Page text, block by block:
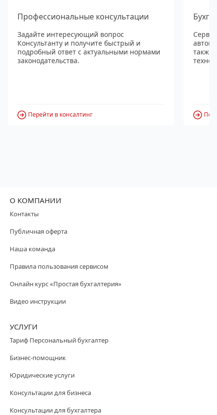
Профессиональные консультации
Задайте интересующий вопрос
Консультанту и получите быстрый и
подробный ответ с актуальными нормами
законодательства.
Перейти в консалтинг
также
О КОМПАНИИ
Контакты
Публичная оферта
Наша команда
Правила пользования сервисом
Онлайн курс «Простая бухгалтерия»
Видео инструкции
УСЛУГИ
Тариф Персональный бухгалтер
Бизнес-помощник
Юридические услуги
Консультации для бизнеса
Консультации для бухгалтера